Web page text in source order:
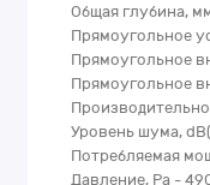
Общая глубина,
Прямоугольное
Прямоугольное
Прямоугольное
Уровень шума,
Потребляемая
Давление, Pa -